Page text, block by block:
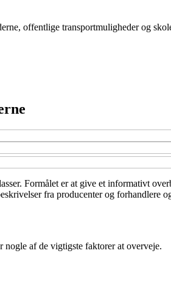
offentlige transportmuligheder og
Formålet er at give et informativt
fra producenter og forhandlere
af de vigtigste faktorer at overveje.